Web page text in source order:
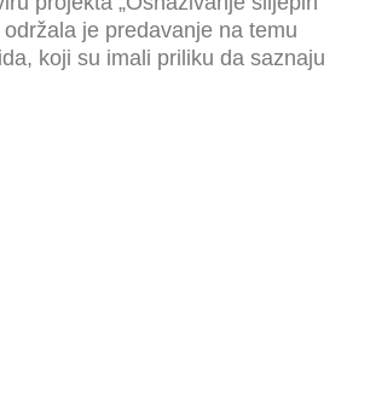
je predavanje na temu
koji su imali priliku da saznaju